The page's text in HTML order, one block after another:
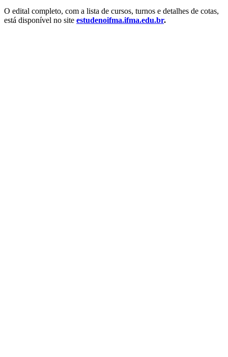
O edital completo, com a lista de cursos, turnos e detalhes de cotas,
está disponível no site estudenoifma.ifma.edu.br.